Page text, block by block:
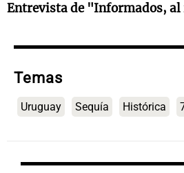
Entrevista de "Informados, al
Temas
Uruguay Sequía Histórica